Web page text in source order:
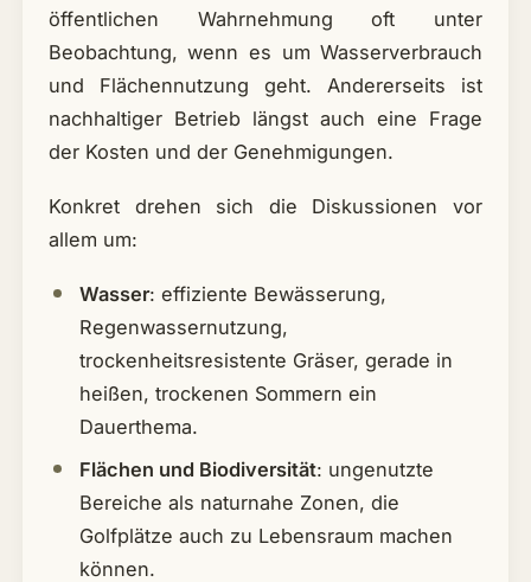
öffentlichen Wahrnehmung oft unter
Beobachtung, wenn es um Wasserverbrauch
und Flächennutzung geht. Andererseits ist
nachhaltiger Betrieb längst auch eine Frage
der Kosten und der Genehmigungen.
Konkret drehen sich die Diskussionen vor
allem um:
Wasser: effiziente Bewässerung,
Regenwassernutzung,
trockenheitsresistente Gräser, gerade in
heißen, trockenen Sommern ein
Dauerthema.
Flächen und Biodiversität: ungenutzte
Bereiche als naturnahe Zonen, die
Golfplätze auch zu Lebensraum machen
können.